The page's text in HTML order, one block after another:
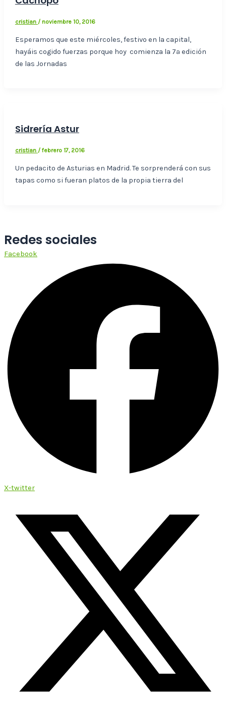
cristian / noviembre 10, 2016
Esperamos que este miércoles, festivo en la capital,
hayáis cogido fuerzas porque hoy comienza la 7ª edición
de las Jornadas
Sidrería Astur
cristian / febrero 17, 2016
Un pedacito de Asturias en Madrid. Te sorprenderá con sus
tapas como si fueran platos de la propia tierra del
Redes sociales
Facebook
X-twitter